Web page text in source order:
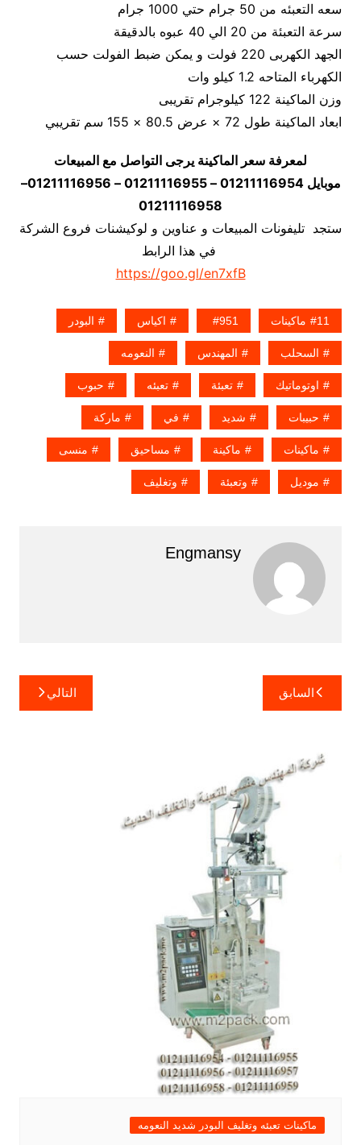
سعه التعبئه من 50 جرام حتي 1000 جرام
سرعة التعبئة من 20 الي 40 عبوه بالدقيقة
الجهد الكهربى 220 فولت و يمكن ضبط الفولت حسب
الكهرباء المتاحه 1.2 كيلو وات
وزن الماكينة 122 كيلوجرام تقريبى
ابعاد الماكينة طول 72 × عرض 80.5 × 155 سم تقريبي
لمعرفة سعر الماكينة يرجى التواصل مع المبيعات
موبايل 01211116954 – 01211116955 – 01211116956–
01211116958
ستجد تليفونات المبيعات و عناوين و لوكيشنات فروع الشركة
في هذا الرابط
https://goo.gl/en7xfB
11ماكينات 951 اكياس البودر
السحلب المهندس النعومه
اوتوماتيك تعبئة تعبئه حبوب
حبيبات شديد في ماركة
ماكينات ماكينة مساحيق منسى
موديل وتعبئة وتغليف
Engmansy
تصفّح
المقالات
السابق التالي
ماكينات تعبئه وتغليف البودر شديد النعومه